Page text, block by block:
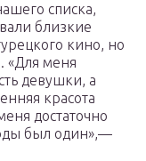
списка,
близкие
кино, но
«Для меня
девушки, а
красота
достаточно
был один»,—